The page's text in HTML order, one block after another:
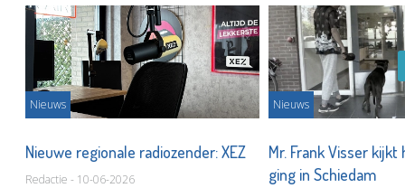
Nieuws
Nieuwe regionale radiozender: XEZ
Redactie - 10-06-2026
Nieuws
Mr. Frank Visser
ging in Schiedam